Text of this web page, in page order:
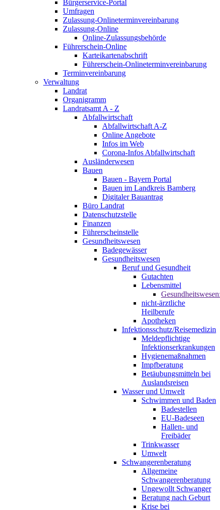
Bürgerservice-Portal
Umfragen
Zulassung-Onlineterminvereinbarung
Zulassung-Online
Online-Zulassungsbehörde
Führerschein-Online
Karteikartenabschrift
Führerschein-Onlineterminvereinbarung
Terminvereinbarung
Verwaltung
Landrat
Organigramm
Landratsamt A - Z
Abfallwirtschaft
Abfallwirtschaft A-Z
Online Angebote
Infos im Web
Corona-Infos Abfallwirtschaft
Ausländerwesen
Bauen
Bauen - Bayern Portal
Bauen im Landkreis Bamberg
Digitaler Bauantrag
Büro Landrat
Datenschutzstelle
Finanzen
Führerscheinstelle
Gesundheitswesen
Badegewässer
Gesundheitswesen
Beruf und Gesundheit
Gutachten
Lebensmittel
nicht-ärztliche
Heilberufe
Apotheken
Infektionsschutz/Reisemedizin
Meldepflichtige
Infektionserkrankungen
Hygienemaßnahmen
Impfberatung
Betäubungsmitteln bei
Auslandsreisen
Wasser und Umwelt
Schwimmen und Baden
Badestellen
EU-Badeseen
Hallen- und
Freibäder
Trinkwasser
Umwelt
Schwangerenberatung
Allgemeine
Schwangerenberatung
Ungewollt Schwanger
Beratung nach Geburt
Krise bei